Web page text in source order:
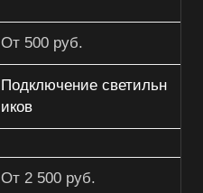
От 500 руб.
Подключение светильн
иков
От 2 500 руб.